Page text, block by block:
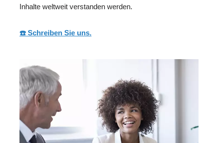
Inhalte weltweit verstanden werden.
☎️ Schreiben Sie uns.